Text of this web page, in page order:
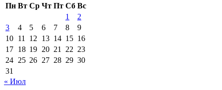
Пн Вт Ср Чт Пт Сб Вс
1
2
3
4 5 6 7 8
9
10 11 12 13 14 15 16
17 18 19 20 21 22 23
24 25 26 27 28 29 30
31
« Июл